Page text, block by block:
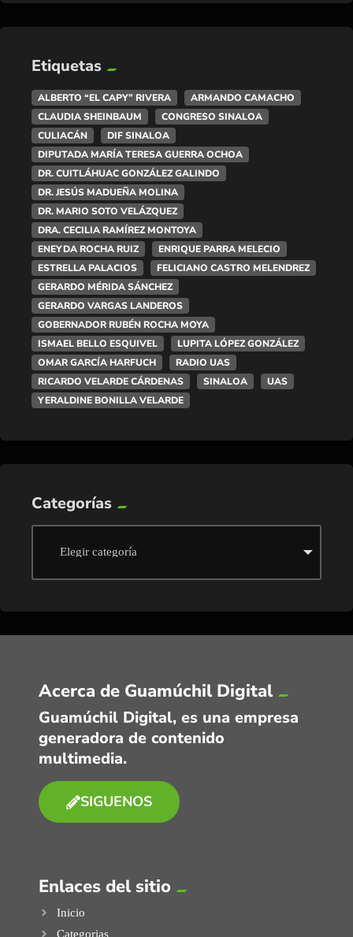
Etiquetas
ALBERTO “EL CAPY” RIVERA
ARMANDO CAMACHO
CLAUDIA SHEINBAUM
CONGRESO SINALOA
CULIACÁN
DIF SINALOA
DIPUTADA MARÍA TERESA GUERRA OCHOA
DR. CUITLÁHUAC GONZÁLEZ GALINDO
DR. JESÚS MADUEÑA MOLINA
DR. MARIO SOTO VELÁZQUEZ
DRA. CECILIA RAMÍREZ MONTOYA
ENEYDA ROCHA RUIZ
ENRIQUE PARRA MELECIO
ESTRELLA PALACIOS
FELICIANO CASTRO MELENDREZ
GERARDO MÉRIDA SÁNCHEZ
GERARDO VARGAS LANDEROS
GOBERNADOR RUBÉN ROCHA MOYA
ISMAEL BELLO ESQUIVEL
LUPITA LÓPEZ GONZÁLEZ
OMAR GARCÍA HARFUCH
RADIO UAS
RICARDO VELARDE CÁRDENAS
SINALOA
UAS
YERALDINE BONILLA VELARDE
Categorías
Acerca de Guamúchil Digital
Guamúchil Digital, es una empresa
generadora de contenido
multimedia.
SIGUENOS
Enlaces del sitio
Inicio
Categorias